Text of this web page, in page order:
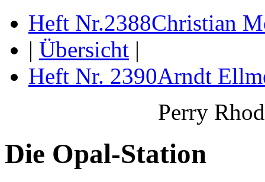
Heft Nr.2388Christian
| Übersicht |
Heft Nr. 2390Arndt
Perry
Die Opal-Station